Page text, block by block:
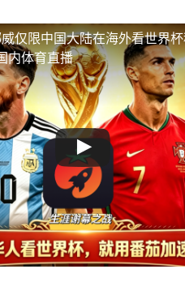
仅限中国大陆在海外看世界
内体育直播